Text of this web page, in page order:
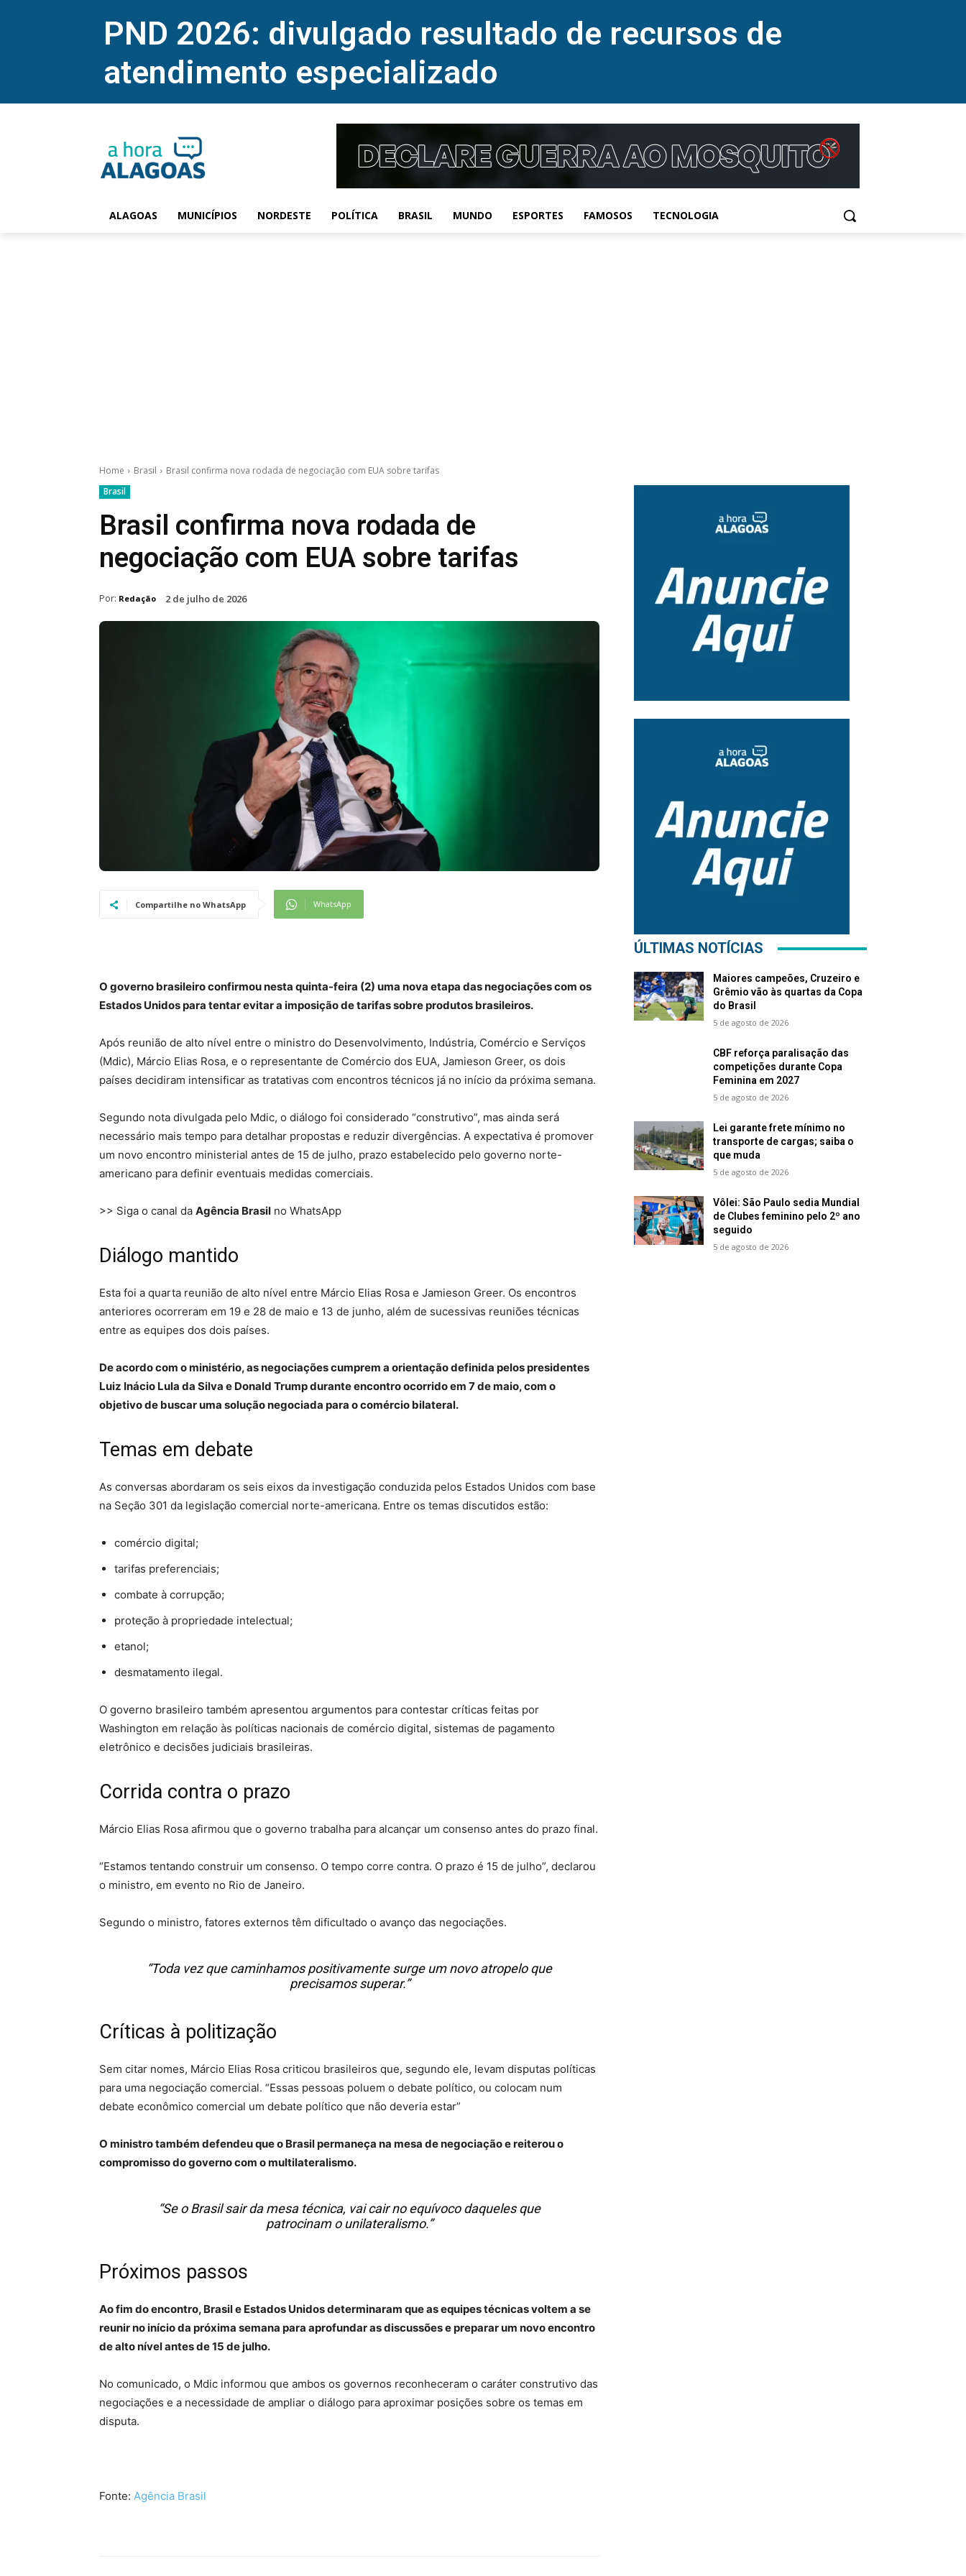
PND 2026: divulgado resultado de recursos de
atendimento especializado
ALAGOAS MUNICÍPIOS NORDESTE POLÍTICA BRASIL MUNDO ESPORTES FAMOSOS TECNOLOGIA
Home Brasil
Brasil confirma nova rodada de negociação com EUA sobre tarifas
Brasil
Brasil confirma nova rodada de
negociação com EUA sobre tarifas
Por: Redação 2 de julho de 2026
Compartilhe no WhatsApp WhatsApp
O governo brasileiro confirmou nesta quinta-feira (2) uma nova etapa das negociações com os
Estados Unidos para tentar evitar a imposição de tarifas sobre produtos brasileiros.
Após reunião de alto nível entre o ministro do Desenvolvimento, Indústria, Comércio e Serviços
(Mdic), Márcio Elias Rosa, e o representante de Comércio dos EUA, Jamieson Greer, os dois
países decidiram intensificar as tratativas com encontros técnicos já no início da próxima semana.
Segundo nota divulgada pelo Mdic, o diálogo foi considerado “construtivo”, mas ainda será
necessário mais tempo para detalhar propostas e reduzir divergências. A expectativa é promover
um novo encontro ministerial antes de 15 de julho, prazo estabelecido pelo governo norte-
americano para definir eventuais medidas comerciais.
>> Siga o canal da Agência Brasil no WhatsApp
Diálogo mantido
Esta foi a quarta reunião de alto nível entre Márcio Elias Rosa e Jamieson Greer. Os encontros
anteriores ocorreram em 19 e 28 de maio e 13 de junho, além de sucessivas reuniões técnicas
entre as equipes dos dois países.
De acordo com o ministério, as negociações cumprem a orientação definida pelos presidentes
Luiz Inácio Lula da Silva e Donald Trump durante encontro ocorrido em 7 de maio, com o
objetivo de buscar uma solução negociada para o comércio bilateral.
Temas em debate
As conversas abordaram os seis eixos da investigação conduzida pelos Estados Unidos com base
na Seção 301 da legislação comercial norte-americana. Entre os temas discutidos estão:
comércio digital;
tarifas preferenciais;
combate à corrupção;
proteção à propriedade intelectual;
etanol;
desmatamento ilegal.
O governo brasileiro também apresentou argumentos para contestar críticas feitas por
Washington em relação às políticas nacionais de comércio digital, sistemas de pagamento
eletrônico e decisões judiciais brasileiras.
Corrida contra o prazo
Márcio Elias Rosa afirmou que o governo trabalha para alcançar um consenso antes do prazo final.
“Estamos tentando construir um consenso. O tempo corre contra. O prazo é 15 de julho”, declarou
o ministro, em evento no Rio de Janeiro.
Segundo o ministro, fatores externos têm dificultado o avanço das negociações.
“Toda vez que caminhamos positivamente surge um novo atropelo que
precisamos superar.”
Críticas à politização
Sem citar nomes, Márcio Elias Rosa criticou brasileiros que, segundo ele, levam disputas políticas
para uma negociação comercial. “Essas pessoas poluem o debate político, ou colocam num
debate econômico comercial um debate político que não deveria estar”
O ministro também defendeu que o Brasil permaneça na mesa de negociação e reiterou o
compromisso do governo com o multilateralismo.
“Se o Brasil sair da mesa técnica, vai cair no equívoco daqueles que
patrocinam o unilateralismo.”
Próximos passos
Ao fim do encontro, Brasil e Estados Unidos determinaram que as equipes técnicas voltem a se
reunir no início da próxima semana para aprofundar as discussões e preparar um novo encontro
de alto nível antes de 15 de julho.
No comunicado, o Mdic informou que ambos os governos reconheceram o caráter construtivo das
negociações e a necessidade de ampliar o diálogo para aproximar posições sobre os temas em
disputa.
Fonte: Agência Brasil
ÚLTIMAS NOTÍCIAS
Maiores campeões, Cruzeiro e
Grêmio vão às quartas da Copa
do Brasil
5 de agosto de 2026
CBF reforça paralisação das
competições durante Copa
Feminina em 2027
5 de agosto de 2026
Lei garante frete mínimo no
transporte de cargas; saiba o
que muda
5 de agosto de 2026
Vôlei: São Paulo sedia Mundial
de Clubes feminino pelo 2º ano
seguido
5 de agosto de 2026